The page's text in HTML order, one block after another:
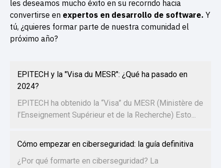
les deseamos mucho éxito en su recorrido hacia
convertirse en expertos en desarrollo de software. Y
tú, ¿quieres formar parte de nuestra comunidad el
próximo año?
EPITECH y la "Visa du MESR": ¿Qué ha pasado en
2024?
EPITECH ha obtenido la “Visa” du MESR (Ministère de
l’Enseignement Supérieur et de la Recherche) Esto...
Cómo empezar en ciberseguridad: la guía definitiva
¿Por qué formarte en ciberseguridad? La